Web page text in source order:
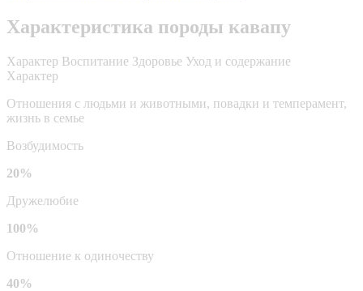
Характеристика породы кавапу
Характер Воспитание Здоровье Уход и содержание
Характер
Отношения с людьми и животными, повадки и темперамент,
жизнь в семье
Возбудимость
20%
Дружелюбие
100%
Отношение к одиночеству
40%